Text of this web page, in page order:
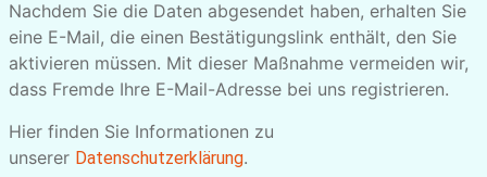
Nachdem Sie die Daten abgesendet haben, erhalten Sie
eine E-Mail, die einen Bestätigungslink enthält, den Sie
aktivieren müssen. Mit dieser Maßnahme vermeiden wir,
dass Fremde Ihre E-Mail-Adresse bei uns registrieren.
Hier finden Sie Informationen zu
unserer Datenschutzerklärung.